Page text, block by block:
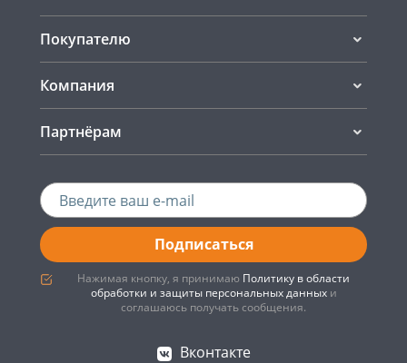
Покупателю
Компания
Партнёрам
Подписаться
Нажимая кнопку, я принимаю Политику в области
обработки и защиты персональных данныхи
соглашаюсь получать сообщения.
Вконтакте